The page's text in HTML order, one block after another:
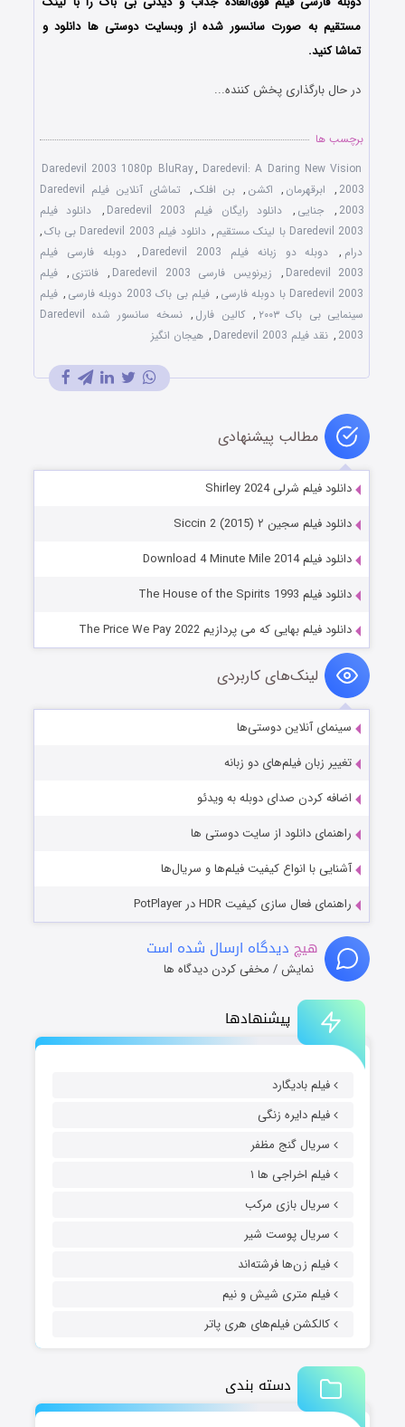
پیشنهادها
فیلم بادیگارد
فیلم دایره زنگی
سریال گنج مظفر
فیلم اخراجی ها ۱
سریال بازی مرکب
سریال پوست شیر
فیلم زن‌ها فرشته‌اند
فیلم متری شیش و نیم
کالکشن فیلم‌های هری پاتر
دسته بندی
مستقیم به صورت سانسور شده از وبسایت دوستی ها دانلود و
تماشا کنید.
در حال بارگذاری پخش کننده...
برچسب ها
Daredevil 2003 1080p BluRay, Daredevil: A Daring New Vision
2003
, ابرقهرمان , اکشن , بن افلک,
تماشای آنلاین فیلم Daredevil
2003
, جنایی , دانلود رایگان فیلم Daredevil 2003 ,
دانلود فیلم
Daredevil 2003 با لینک مستقیم
, دانلود فیلم Daredevil 2003 بی باک
,
درام , دوبله دو زبانه فیلم Daredevil 2003 ,
دوبله فارسی فیلم
Daredevil 2003
, زیرنویس فارسی Daredevil 2003 , فانتزی , فیلم
Daredevil 2003 با دوبله فارسی
, فیلم بی باک 2003 دوبله فارسی , فیلم
سینمایی بی باک ۲۰۰۳
, کالین فارل ,
نسخه سانسور شده Daredevil
2003
, نقد فیلم Daredevil 2003 , هیجان انگیز
مطالب پیشنهادی
دانلود فیلم شرلی Shirley 2024
دانلود فیلم سجین ۲ Siccin 2 (2015)
دانلود فیلم Download 4 Minute Mile 2014
دانلود فیلم The House of the Spirits 1993
دانلود فیلم بهایی که می پردازیم The Price We Pay 2022
لینک‌های کاربردی
سینمای آنلاین دوستی‌ها
تغییر زبان فیلم‌های دو زبانه
اضافه کردن صدای دوبله به ویدئو
راهنمای دانلود از سایت دوستی ها
آشنایی با انواع کیفیت فیلم‌ها و سریال‌ها
راهنمای فعال سازی کیفیت HDR در PotPlayer
هیچ دیدگاه ارسال شده است
نمایش / مخفی کردن دیدگاه ها